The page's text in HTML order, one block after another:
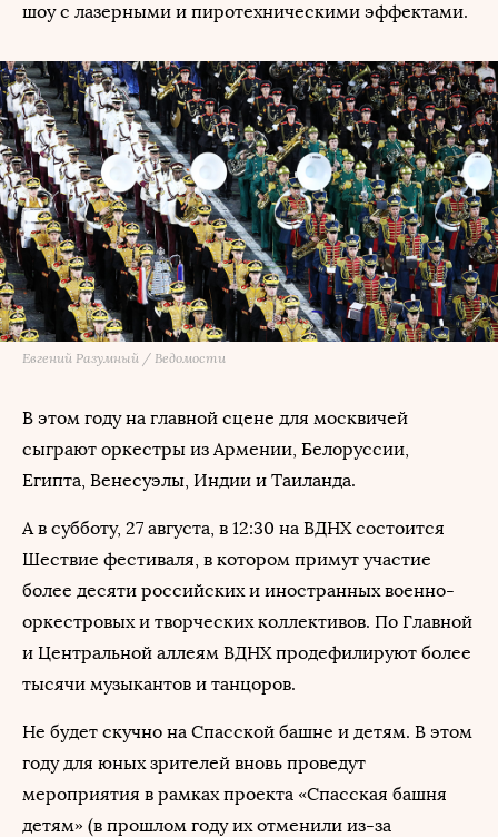
шоу с лазерными и пиротехническими эффектами.
Евгений Разумный / Ведомости
В этом году на главной сцене для москвичей
сыграют оркестры из Армении, Белоруссии,
Египта, Венесуэлы, Индии и Таиланда.
А в субботу, 27 августа, в 12:30 на ВДНХ состоится
Шествие фестиваля, в котором примут участие
более десяти российских и иностранных военно-
оркестровых и творческих коллективов. По Главной
и Центральной аллеям ВДНХ продефилируют более
тысячи музыкантов и танцоров.
Не будет скучно на Спасской башне и детям. В этом
году для юных зрителей вновь проведут
мероприятия в рамках проекта «Спасская башня
детям» (в прошлом году их отменили из-за